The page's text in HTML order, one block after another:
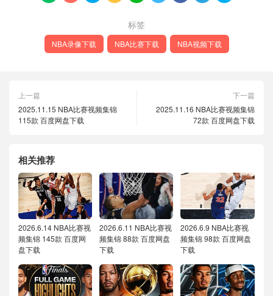
标签
NBA录像下载 NBA比赛下载 NBA视频下载
上一篇
2025.11.15 NBA比赛视频集锦
115款 百度网盘下载
下一篇
2025.11.16 NBA比赛视频集锦
72款 百度网盘下载
相关推荐
2026.6.14 NBA比赛视
频集锦 145款 百度网
盘下载
2026.6.11 NBA比赛视
频集锦 88款 百度网盘
下载
2026.6.9 NBA比赛视
频集锦 98款 百度网盘
下载